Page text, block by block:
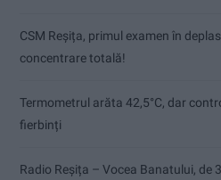
CSM Reșița, primul examen în
concentrare totală!
Termometrul arăta 42,5°C, dar
fierbinți
Radio Reșița – Vocea Banatului, de